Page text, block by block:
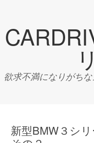
欲求不満になりがち
新型BMW３シ